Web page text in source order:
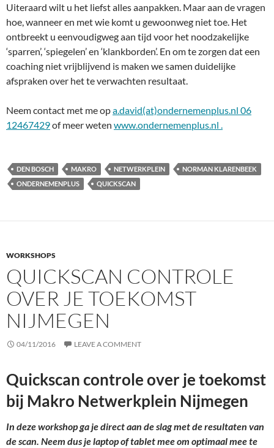
Uiteraard wilt u het liefst alles aanpakken. Maar aan de vragen
hoe, wanneer en met wie komt u gewoonweg niet toe. Het
ontbreekt u eenvoudigweg aan tijd voor het noodzakelijke
‘sparren’, ‘spiegelen’ en ‘klankborden’. En om te zorgen dat een
coaching niet vrijblijvend is maken we samen duidelijke
afspraken over het te verwachten resultaat.
Neem contact met me opa.david(at)ondernemenplus.nl 06
12467429of meer weten www.ondernemenplus.nl .
DEN BOSCH MAKRO NETWERKPLEIN
NORMAN KLARENBEEK
ONDERNEMENPLUS
QUICKSCAN
WORKSHOPS
QUICKSCAN CONTROLE
OVER JE TOEKOMST
NIJMEGEN
04/11/2016 LEAVE A COMMENT
Quickscan controle over je toekomst
bij Makro Netwerkplein Nijmegen
In deze workshop ga je direct aan de slag met de resultaten van
de scan. Neem dus je laptop of tablet mee om optimaal mee te